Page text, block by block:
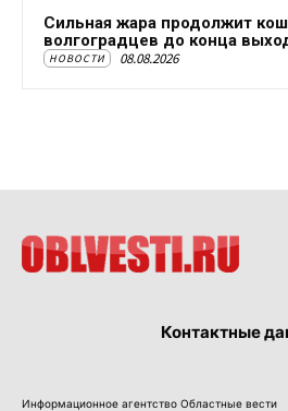
Сильная жара продолжит
волгоградцев до конца
НОВОСТИ 08.08.2026
Контактные
Информационное агентство Областные вести